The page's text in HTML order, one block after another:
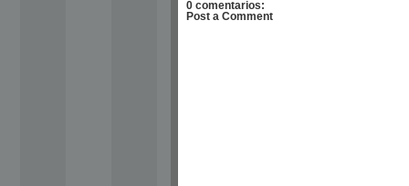
0 comentarios:
Post a Comment